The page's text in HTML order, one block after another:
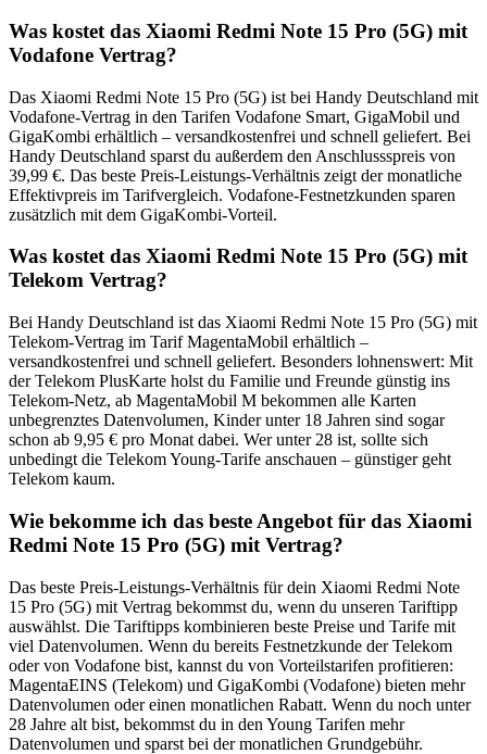
Was kostet das Xiaomi Redmi Note 15 Pro (5G) mit
Vodafone Vertrag?
Das Xiaomi Redmi Note 15 Pro (5G) ist bei Handy Deutschland mit
Vodafone-Vertrag in den Tarifen Vodafone Smart, GigaMobil und
GigaKombi erhältlich – versandkostenfrei und schnell geliefert. Bei
Handy Deutschland sparst du außerdem den Anschlussspreis von
39,99 €. Das beste Preis-Leistungs-Verhältnis zeigt der monatliche
Effektivpreis im Tarifvergleich. Vodafone-Festnetzkunden sparen
zusätzlich mit dem GigaKombi-Vorteil.
Was kostet das Xiaomi Redmi Note 15 Pro (5G) mit
Telekom Vertrag?
Bei Handy Deutschland ist das Xiaomi Redmi Note 15 Pro (5G) mit
Telekom-Vertrag im Tarif MagentaMobil erhältlich –
versandkostenfrei und schnell geliefert. Besonders lohnenswert: Mit
der Telekom PlusKarte holst du Familie und Freunde günstig ins
Telekom-Netz, ab MagentaMobil M bekommen alle Karten
unbegrenztes Datenvolumen, Kinder unter 18 Jahren sind sogar
schon ab 9,95 € pro Monat dabei. Wer unter 28 ist, sollte sich
unbedingt die Telekom Young-Tarife anschauen – günstiger geht
Telekom kaum.
Wie bekomme ich das beste Angebot für das Xiaomi
Redmi Note 15 Pro (5G) mit Vertrag?
Das beste Preis-Leistungs-Verhältnis für dein Xiaomi Redmi Note
15 Pro (5G) mit Vertrag bekommst du, wenn du unseren Tariftipp
auswählst. Die Tariftipps kombinieren beste Preise und Tarife mit
viel Datenvolumen. Wenn du bereits Festnetzkunde der Telekom
oder von Vodafone bist, kannst du von Vorteilstarifen profitieren:
MagentaEINS (Telekom) und GigaKombi (Vodafone) bieten mehr
Datenvolumen oder einen monatlichen Rabatt. Wenn du noch unter
28 Jahre alt bist, bekommst du in den Young Tarifen mehr
Datenvolumen und sparst bei der monatlichen Grundgebühr.